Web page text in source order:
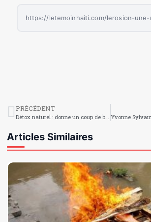
PRÉCÉDENT
Détox naturel : donne un coup de boost à ton corps !
Articles Similaires